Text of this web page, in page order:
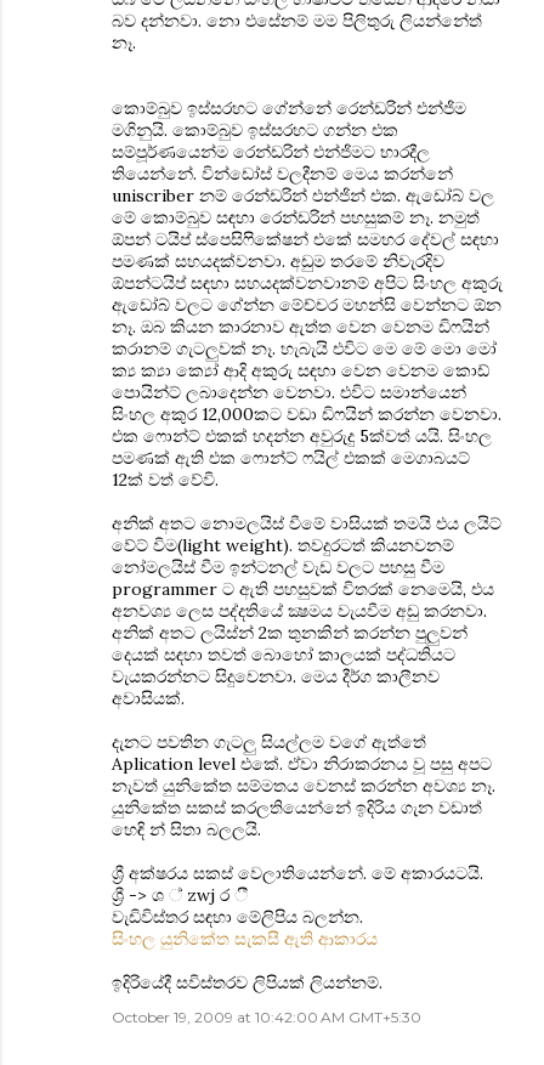
බව දන්නවා. නො එසේනම් මම පිලිතුරු ලියන්නේත්
නෑ.
කොම්බුව ඉස්සරහට ‍ගේන්නේ රෙන්ඩරින් එන්ජිම
මගිනුයි. කොම්බුව ඉස්සරහට ගන්න එක
සම්පූර්ණයෙන්ම රෙන්ඩරින් එන්ජිමට භාරදීල
තියෙන්නේ. වින්ඩෝස් වලදීනම් මෙය කරන්නේ
uniscriber නම් රෙන්ඩරින් එන්ජින් එක. ඇඩෝබ් වල
මේ කොම්බුව සඳහා රෙන්ඩරින් පහසුකම් නෑ. නමුත්
ඕපන් ටයිප් ස්පෙසිෆිකේෂන් එකේ සමහර දේවල් සඳහා
පමණක් සහයදක්වනවා. අඩුම තරමේ නිවැරදිව
ඕපන්ටයිප් සඳහා සහයදක්වනවානම් අපිට සිංහල අකුරු
ඇඩෝබ් වලට ගේන්න මේච්චර මහන්සි වෙන්නට ඕන
නෑ. ඔබ කියන කාරනාව ඇත්ත වෙන වෙනම ‍ඩිෆයින්
කරානම් ගැටලුවක් නෑ. හැබැයි එවිට මෙ මේ මො මෝ
ක්‍ය ක්‍යා ක්‍යෝ ‍ආදි අකුරු සඳහා වෙන වෙනම කොඩ්
පොයින්ට් ලබාදෙන්න වෙනවා. එවිට සමාන්යෙන්
සිංහල අකුර 12,000කට වඩා ඩිෆයින් කරන්න වෙනවා.
එක ‍ෆොන්ට් එකක් හදන්න අවුරුදු 5ක්වත් යයි. ‍සිංහල
පමණක් ඇති එක ෆොන්ට් ෆයිල් එකක් මෙගාබයට්
12ක් වත් වේවි.
අනික් අතට නොමලයිස් වීමේ වාසියක් තමයි එය ලයිට්
වේට් විම(light weight). තවදුරටත් කියනවනම්
නෝමලයිස් වීම ඉන්ටනල් වැඩ වලට පහසු වීම
programmer ට ඇති පහසුවක් විතරක් නෙමෙයි, එය
අනවශ්‍ය ලෙස පද්දතියේ ක්‍ෂමය වැයවීම අඩු කරනවා.
අනික් අතට ලයිස්න් 2ක තුනකින් කරන්න පුලුවන්
දෙයක් සඳහා තවත් බොහෝ කාලයක් පද්ධතියට
වැයකරන්නට සිදුවෙනවා. මෙය දීර්ග කාලීනව
අවාසියක්.
දැනට පවතින ගැටලු සියල්ලම වගේ ඇත්තේ
Aplication level එකේ. ඒවා නිරාකරනය වූ පසු අපට
නැවත් යුනිකේත සම්මතය වෙනස් කරන්න අවශ්‍ය නෑ.
යුනිකේත සකස් කරලතියෙන්නේ ඉදිරිය ගැන වඩාත්
හෙඳි න් සිතා බලලයි.
ශ්‍රී අක්ෂරය සකස් වෙලාතියෙන්නේ. මේ අකාරයටයි.
ශ්‍රී -> ශ ් zwj ර ී
වැඩිවිස්තර සඳහා මේලිපිය බලන්න.
සිංහල යුනිකේත සැකසී ඇති ආකාරය
ඉදිරියේදී සවිස්තරව ලිපියක් ලියන්නම්.
October 19, 2009 at 10:42:00 AM GMT+5:30